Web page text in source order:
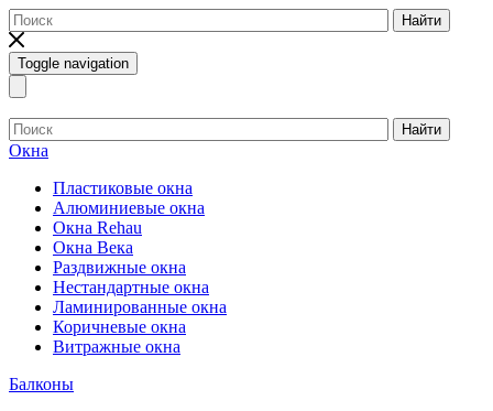
Найти
Toggle navigation
Найти
Окна
Пластиковые окна
Алюминиевые окна
Окна Rehau
Окна Века
Раздвижные окна
Нестандартные окна
Ламинированные окна
Коричневые окна
Витражные окна
Балконы